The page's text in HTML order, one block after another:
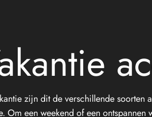
zijn dit de verschillende
Om een weekend of een